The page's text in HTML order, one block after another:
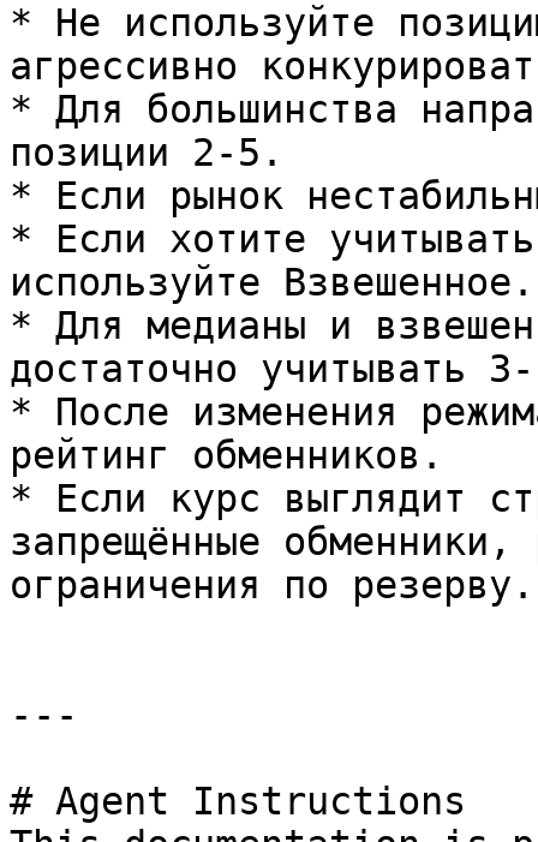
* Не используйте
агрессивно
* Для большинства
позиции 2-5.
* Если рынок
* Если хотите
используйте Взвешенное.
* Для медианы и
достаточно учитывать
* После изменения
рейтинг обменников.
* Если курс выглядит
запрещённые обменники,
ограничения по резерву.
---
# Agent Instructions